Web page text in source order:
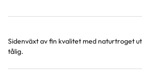
Produktinformation
Sidenväxt av fin kvalitet med naturtroget
tålig.